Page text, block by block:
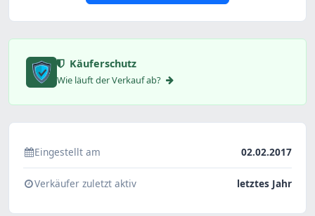
Käuferschutz
Wie läuft der Verkauf ab?
Eingestellt am 02.02.2017
Verkäufer zuletzt aktiv letztes Jahr